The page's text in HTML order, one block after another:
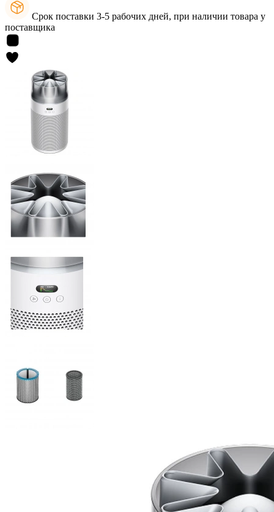
Срок поставки 3-5 рабочих дней, при наличии товара у
поставщика